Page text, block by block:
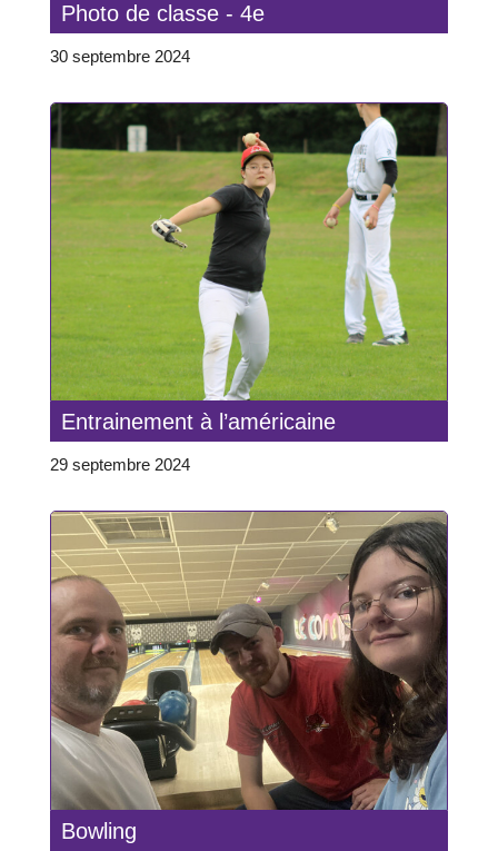
Photo de classe - 4e
30 septembre 2024
Entrainement à l’américaine
29 septembre 2024
Bowling